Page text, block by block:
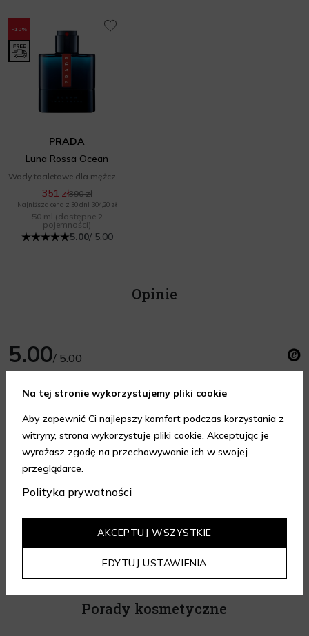
-10%
PRADA
Luna Rossa Ocean
351 zł390 zł
Najniższa cena z 30 dni: 304,20 zł
50 ml (dostępne 2
pojemności)
5.00/ 5.00
Opinie
5.00/ 5.00
Liczba opinii z oceną
Liczba opinii z oceną
Liczba opinii z oceną
Autentyczność opinii
Lekka, szybko suszy. Daje jej malutki minus za głośność.
Opinia zweryfikowana zakupem
Porady kosmetyczne
Na tej stronie wykorzystujemy pliki cookie
Aby zapewnić Ci najlepszy komfort podczas korzystania z
witryny, strona wykorzystuje pliki cookie. Akceptując je
wyrażasz zgodę na przechowywanie ich w swojej
przeglądarce.
Polityka prywatności
EDYTUJ USTAWIENIA
AKCEPTUJ WSZYSTKIE